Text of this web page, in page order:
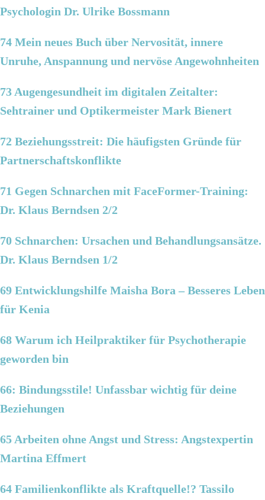
Psychologin Dr. Ulrike Bossmann
74 Mein neues Buch über Nervosität, innere
Unruhe, Anspannung und nervöse Angewohnheiten
73 Augengesundheit im digitalen Zeitalter:
Sehtrainer und Optikermeister Mark Bienert
72 Beziehungsstreit: Die häufigsten Gründe für
Partnerschaftskonflikte
71 Gegen Schnarchen mit FaceFormer-Training:
Dr. Klaus Berndsen 2/2
70 Schnarchen: Ursachen und Behandlungsansätze.
Dr. Klaus Berndsen 1/2
69 Entwicklungshilfe Maisha Bora – Besseres Leben
für Kenia
68 Warum ich Heilpraktiker für Psychotherapie
geworden bin
66: Bindungsstile! Unfassbar wichtig für deine
Beziehungen
65 Arbeiten ohne Angst und Stress: Angstexpertin
Martina Effmert
64 Familienkonflikte als Kraftquelle!? Tassilo